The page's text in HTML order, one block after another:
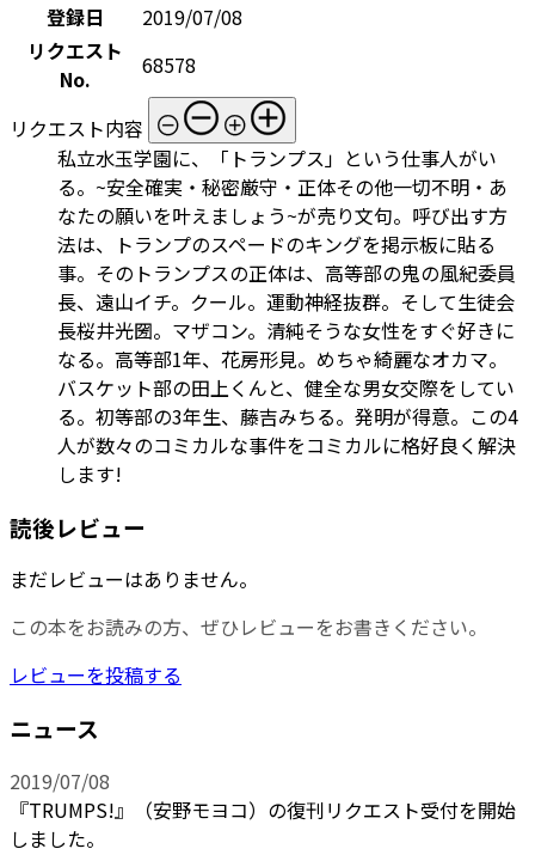
登録日
2019/07/08
リクエスト
No.
68578
リクエスト内容
私立水玉学園に、「トランプス」という仕事人がい
る。~安全確実・秘密厳守・正体その他一切不明・あ
なたの願いを叶えましょう~が売り文句。呼び出す方
法は、トランプのスペードのキングを掲示板に貼る
事。そのトランプスの正体は、高等部の鬼の風紀委員
長、遠山イチ。クール。運動神経抜群。そして生徒会
長桜井光圀。マザコン。清純そうな女性をすぐ好きに
なる。高等部1年、花房形見。めちゃ綺麗なオカマ。
バスケット部の田上くんと、健全な男女交際をしてい
る。初等部の3年生、藤吉みちる。発明が得意。この4
人が数々のコミカルな事件をコミカルに格好良く解決
します!
読後レビュー
まだレビューはありません。
この本をお読みの方、ぜひレビューをお書きください。
レビューを投稿する
ニュース
2019/07/08
『TRUMPS!』（安野モヨコ）の復刊リクエスト受付を開始
しました。